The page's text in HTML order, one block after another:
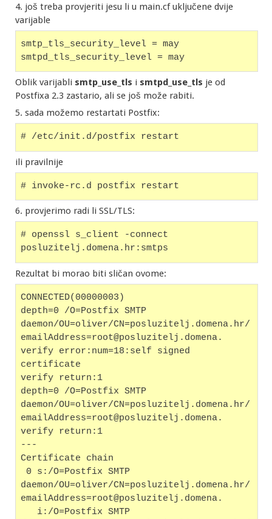
4. još treba provjeriti jesu li u main.cf uključene dvije
varijable
smtp_tls_security_level = may
smtpd_tls_security_level = may
Oblik varijabli smtp_use_tls i smtpd_use_tls je od
Postfixa 2.3 zastario, ali se još može rabiti.
5. sada možemo restartati Postfix:
# /etc/init.d/postfix restart
ili pravilnije
# invoke-rc.d postfix restart
6. provjerimo radi li SSL/TLS:
# openssl s_client -connect
posluzitelj.domena.hr:smtps
Rezultat bi morao biti sličan ovome:
CONNECTED(00000003)
depth=0 /O=Postfix SMTP
daemon/OU=oliver/CN=posluzitelj.domena.hr/
emailAddress=root@posluzitelj.domena.
verify error:num=18:self signed
certificate
verify return:1
depth=0 /O=Postfix SMTP
daemon/OU=oliver/CN=posluzitelj.domena.hr/
emailAddress=root@posluzitelj.domena.
verify return:1
---
Certificate chain
0 s:/O=Postfix SMTP
daemon/OU=oliver/CN=posluzitelj.domena.hr/
emailAddress=root@posluzitelj.domena.
   i:/O=Postfix SMTP